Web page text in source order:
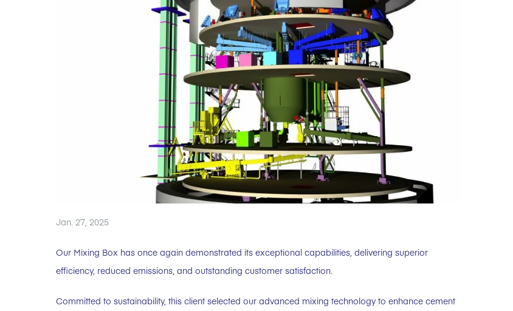
Jan. 27, 2025
Our Mixing Box has once again demonstrated its exceptional capabilities, delivering superior
efficiency, reduced emissions, and outstanding customer satisfaction.
Committed to sustainability, this client selected our advanced mixing technology to enhance cement